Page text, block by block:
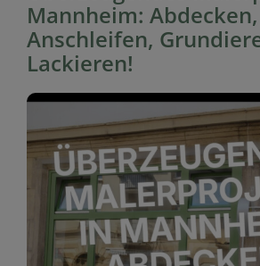
Leistungen
Ihre Vorteile
Jobs
Raumgestaltung
0176 59727596
Kostenlose Beratung
Mannheim: Abdecken,
Anschleifen,
Lackieren!